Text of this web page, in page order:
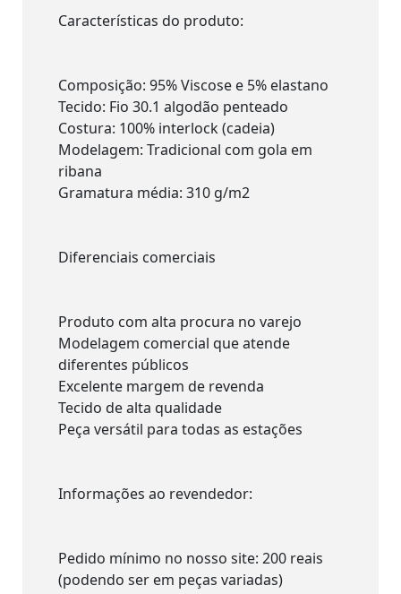
Características do produto:
Composição: 95% Viscose e 5% elastano
Tecido: Fio 30.1 algodão penteado
Costura: 100% interlock (cadeia)
Modelagem: Tradicional com gola em
ribana
Gramatura média: 310 g/m2
Diferenciais comerciais
Produto com alta procura no varejo
Modelagem comercial que atende
diferentes públicos
Excelente margem de revenda
Tecido de alta qualidade
Peça versátil para todas as estações
Informações ao revendedor:
Pedido mínimo no nosso site: 200 reais
(podendo ser em peças variadas)